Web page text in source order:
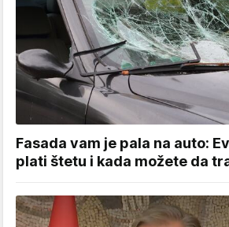
Fasada vam je pala na auto:
plati štetu i kada možete da